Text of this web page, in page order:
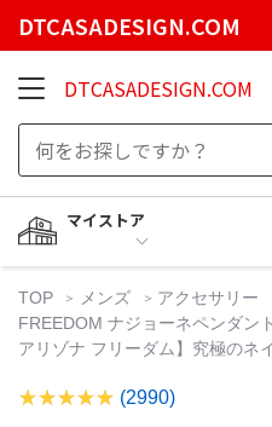
DTCASADESIGN.COM
DTCASADESIGN.COM
マイストア
TOP メンズ アクセサリー
FREEDOM ナジョーネペンダン
アリゾナ フリーダム】究極のネ
(2990)